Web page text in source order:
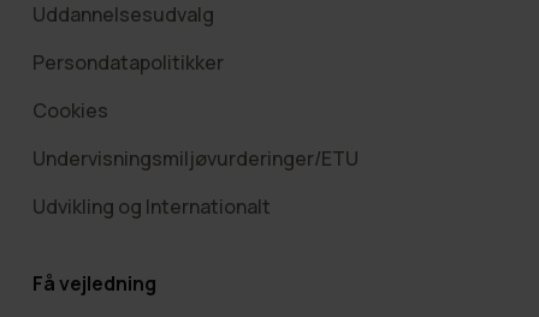
Uddannelsesudvalg
Persondatapolitikker
Cookies
Undervisningsmiljøvurderinger/ETU
Udvikling og Internationalt
Få vejledning